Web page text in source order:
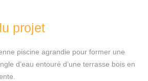
projet
piscine agrandie pour former une
d’eau entouré d’une terrasse bois en